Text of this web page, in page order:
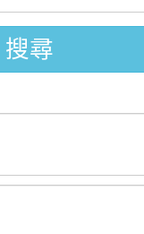
第7次代
3招)】
第9次代
搜尋